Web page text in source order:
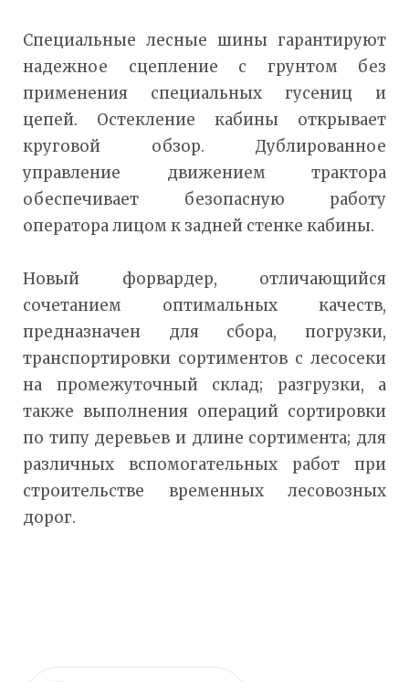
Специальные лесные шины гарантируют
надежное сцепление с грунтом без
применения специальных гусениц и
цепей. Остекление кабины открывает
круговой обзор. Дублированное
управление движением трактора
обеспечивает безопасную работу
оператора лицом к задней стенке кабины.
Новый форвардер, отличающийся
сочетанием оптимальных качеств,
предназначен для сбора, погрузки,
транспортировки сортиментов с лесосеки
на промежуточный склад; разгрузки, а
также выполнения операций сортировки
по типу деревьев и длине сортимента; для
различных вспомогательных работ при
строительстве временных лесовозных
дорог.